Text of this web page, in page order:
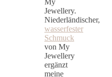
Jewellery.
Niederländischer,
wasserfester
Schmuck
von My
Jewellery
ergänzt
meine